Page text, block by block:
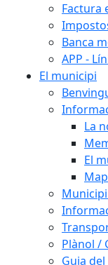
Factura
Banca
APP -
El municipi
La
El
Plànol /
Guia